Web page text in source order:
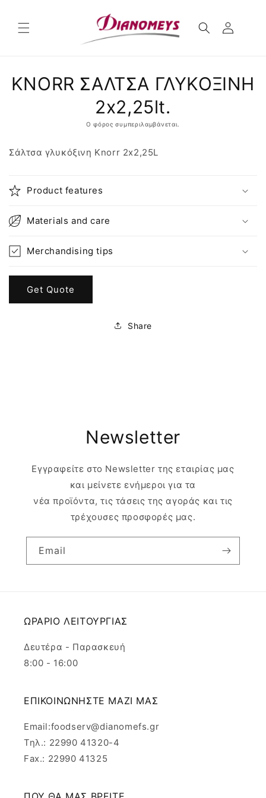
περιεχόμενο
στις
πληροφορίες
KNORR ΣΑΛΤΣΑ ΓΛΥΚΟΞΙΝΗ
2x2,25lt.
Ο φόρος συμπεριλαμβάνεται.
Σάλτσα γλυκόξινη Knorr 2x2,25L
Product features
Materials and care
Merchandising tips
Get Quote
Share
Newsletter
Εγγραφείτε στο Newsletter της εταιρίας μας
και μείνετε ενήμεροι για τα
νέα προϊόντα, τις τάσεις της αγοράς και τις
τρέχουσες προσφορές μας.
Email
ΩΡΑΡΙΟ ΛΕΙΤΟΥΡΓΙΑΣ
Δευτέρα - Παρασκευή
8:00 - 16:00
ΕΠΙΚΟΙΝΩΝΗΣΤΕ ΜΑΖΙ ΜΑΣ
Email:foodserv@dianomefs.gr
Τηλ.: 22990 41320-4
Fax.: 22990 41325